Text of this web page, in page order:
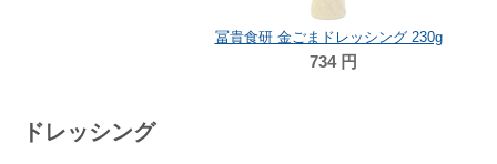
冨貴食研 金ごまドレッシング 230g
ドレッシング